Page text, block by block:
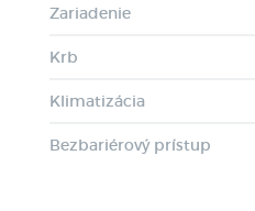
Zariadenie
Krb
Klimatizácia
Bezbariérový prístup